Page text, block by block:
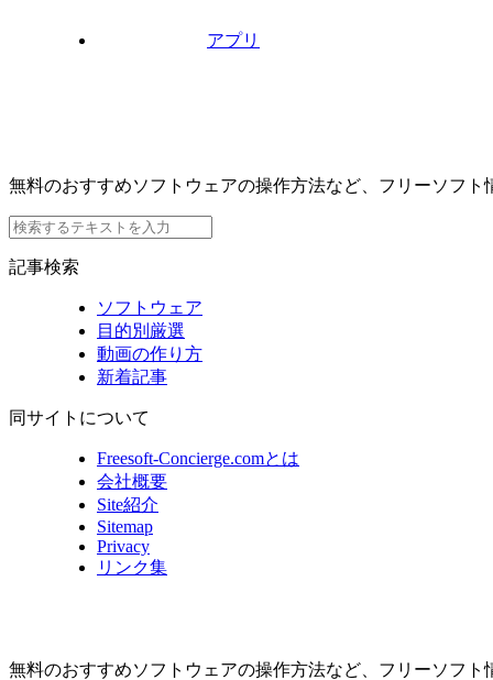
アプリ
無料のおすすめソフトウェアの操作方法など、フリーソフト
記事検索
ソフトウェア
目的別厳選
動画の作り方
新着記事
同サイトについて
Freesoft-Concierge.comとは
会社概要
Site紹介
Sitemap
Privacy
リンク集
無料のおすすめソフトウェアの操作方法など、 フリーソフト